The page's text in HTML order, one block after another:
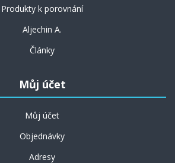
Produkty k porovnání
Aljechin A.
Články
Můj účet
Můj účet
Objednávky
Adresy